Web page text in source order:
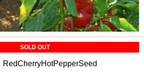
SOLD OUT
RedCherryHotPepperSeed